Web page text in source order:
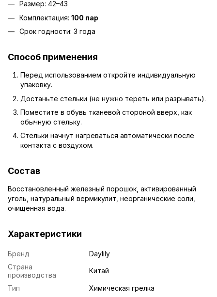
Размер: 42–43
Комплектация: 100 пар
Срок годности: 3 года
Способ применения
Перед использованием откройте индивидуальную
упаковку.
Достаньте стельки (не нужно тереть или разрывать).
Поместите в обувь тканевой стороной вверх, как
обычную стельку.
Стельки начнут нагреваться автоматически после
контакта с воздухом.
Состав
Восстановленный железный порошок, активированный
уголь, натуральный вермикулит, неорганические соли,
очищенная вода.
Характеристики
Бренд
Daylily
Страна
производства
Китай
Тип Химическая грелка